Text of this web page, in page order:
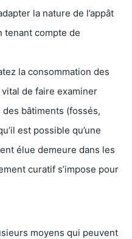
la nature de l’appât
tenant compte de
la consommation des
de faire examiner
bâtiments (fossés,
est possible qu’une
élue demeure dans les
curatif s’impose pour
moyens qui peuvent